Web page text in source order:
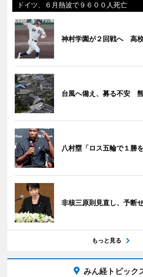
ドイツ、６月熱波で９６００人死亡
神村学園が２回戦へ 高
台風へ備え、募る不安
八村塁「ロス五輪で１勝を
非核三原則見直し、予断
もっと見る
みん経トピック